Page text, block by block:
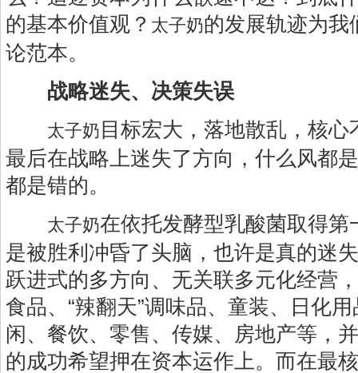
的基本价值观？ 太子奶的发展轨迹为我
论范本。
战略迷失、决策失误
太子奶 目标宏大，落地散乱，核
最后在战略上迷失了方向，什么风都
都是错的。
太子奶在依托发酵型乳酸菌取得第
是被胜利冲昏了头脑，也许是真的迷
跃进式的多方向、无关联多元化经营
食品、“辣翻天”调味品、童装、日化
闲、餐饮、零售、传媒、房地产等，
的成功希望押在资本运作上。而在